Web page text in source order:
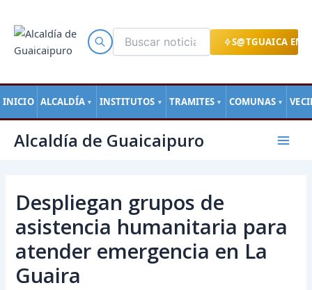
S@TGUAICA EN
INICIO ALCALDÍA ▼ INSTITUTOS ▼ TRAMITES ▼ COMUNAS ▼
contenido
Alcaldía de Guaicaipuro
Main
Despliegan grupos de
asistencia humanitaria para
atender emergencia en La
Guaira
de